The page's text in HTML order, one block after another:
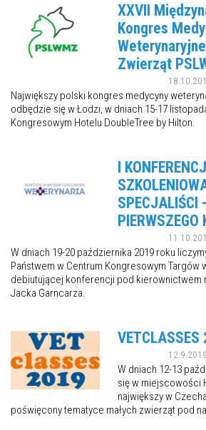
XXVII
Kongres
Zwierząt
Największy polski kongres medycyny
odbędzie się w Łodzi, w dniach 15-17
Kongresowym Hotelu DoubleTree by Hilton.
I
SPECJALIŚCI
PIERWSZEGO
W dniach 19-20 października 2019 roku
Państwem w Centrum Kongresowym Targów
debiutującej konferencji pod kierownictwem
Jacka Garncarza.
VETCLASSES
12.9.2019
W dniach 12-13
się w miejscowości
największy w
poświęcony tematyce małych zwierząt pod